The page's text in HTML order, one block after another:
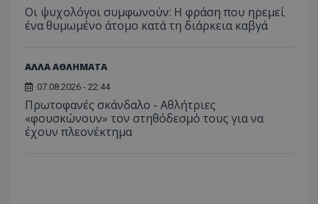
Οι ψυχολόγοι συμφωνούν: Η φράση που ηρεμεί
ένα θυμωμένο άτομο κατά τη διάρκεια καβγά
ΑΛΛΑ ΑΘΛΗΜΑΤΑ
07.08.2026 - 22:44
Πρωτοφανές σκάνδαλο - Aθλήτριες
«φουσκώνουν» τον στηθόδεσμό τους για να
έχουν πλεονέκτημα